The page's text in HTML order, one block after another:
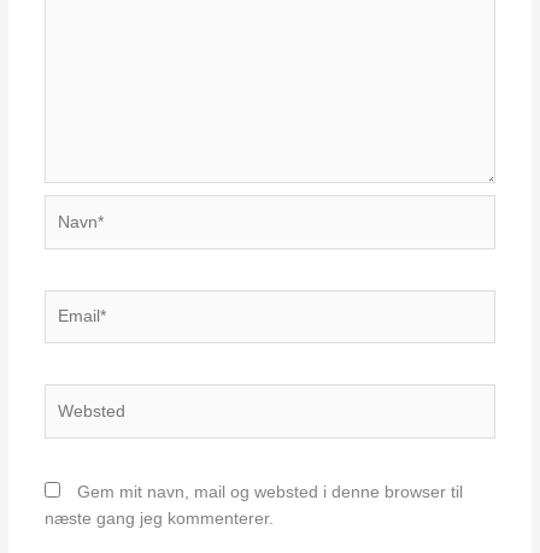
Gem mit navn, mail og websted i denne browser til
næste gang jeg kommenterer.